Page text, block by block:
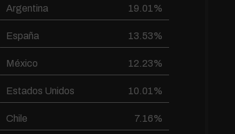
Argentina 19.01%
España 13.53%
México 12.23%
Estados Unidos 10.01%
Chile 7.16%